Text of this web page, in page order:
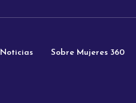
Noticias Sobre Mujeres 360